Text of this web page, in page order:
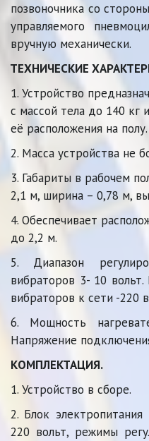
позвоночника со
управляемого
вручную механически.
ТЕХНИЧЕСКИЕ
1. Устройство
с массой тела до 140 кг
её расположения на полу.
2. Масса устройства не
3. Габариты в рабочем
2,1 м, ширина – 0,78 м,
4. Обеспечивает
до 2,2 м.
5. Диапазон
вибраторов 3- 10
вибраторов к сети -220
6. Мощность
Напряжение
КОМПЛЕКТАЦИЯ.
1. Устройство в сборе.
2. Блок
220 вольт, режимы